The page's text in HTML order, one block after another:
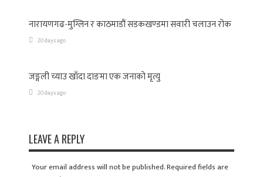
नारायणगढ-मुग्लिन र काठमाडौं सडकखण्डमा सवारी चलाउन रोक
20 days ago
जङ्गली च्याउ खाँदा दाङमा एक जनाको मृत्यु
20 days ago
LEAVE A REPLY
Your email address will not be published. Required fields are